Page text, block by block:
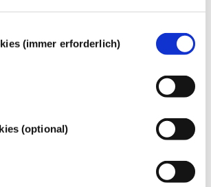
(immer erforderlich)
(optional)
Regelungen. Bitte beachten
gelten können.
von kosmetischen